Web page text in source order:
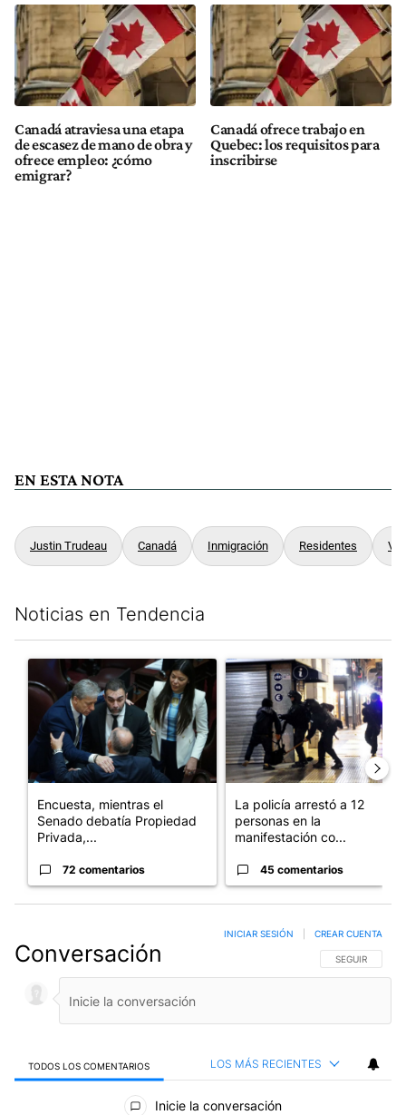
Canadá atraviesa una etapa
de escasez de mano de obra y
ofrece empleo: ¿cómo
emigrar?
Canadá ofrece trabajo en
Quebec: los requisitos para
inscribirse
EN ESTA NOTA
Justin Trudeau Canadá Inmigración Residentes
Noticias en Tendencia
Un artículo de tendencia con el título "Encuesta, mientras el
Encuesta, mientras el
Senado debatía Propiedad
Privada,...
72 comentarios
Un artículo de tendencia con
La policía arrestó a 12
personas en la
manifestación co...
45 comentarios
Conversación SIGA ESTA
SEGUIR
INICIAR SESIÓN CREAR CUENTA
TODOS LOS COMENTARIOS LOS MÁS RECIENTES
Todos los comentarios
Inicie la conversación